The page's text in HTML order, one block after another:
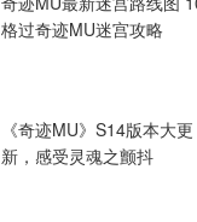
格过奇迹MU迷宫攻略
《奇迹MU》S14版本大更
新，感受灵魂之颤抖